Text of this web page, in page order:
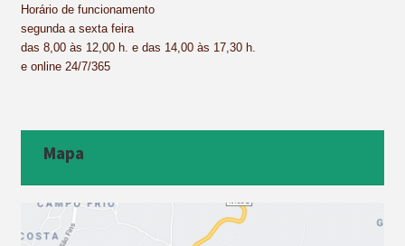
Horário de funcionamento
segunda a sexta feira
das 8,00 às 12,00 h. e das 14,00 às 17,30 h.
e online 24/7/365
Mapa